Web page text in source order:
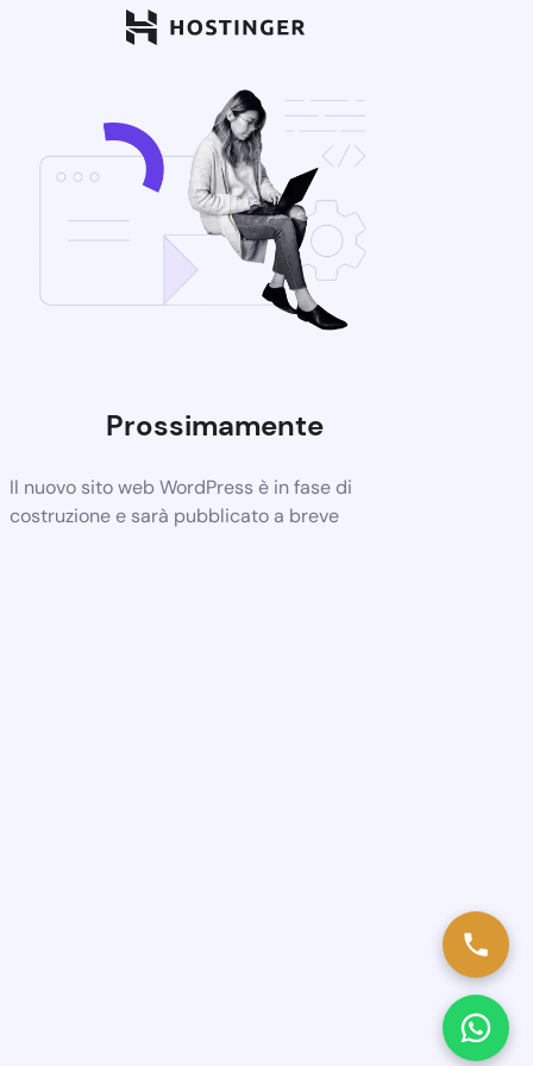
Prossimamente
Il nuovo sito web WordPress è in fase di
costruzione e sarà pubblicato a breve